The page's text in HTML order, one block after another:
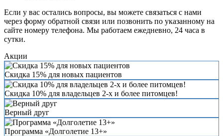
Если у вас остались вопросы, вы можете связаться с нами
через форму обратной связи или позвонить по указанному на
сайте номеру телефона. Мы работаем ежедневно, 24 часа в
сутки.
Акции
Скидка 15% для новых пациентов
Скидка 10% для владельцев 2-х и более питомцев!
Верный друг
Программа «Долголетие 13+»